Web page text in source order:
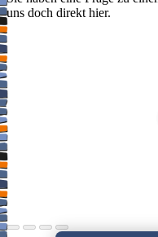
uns doch direkt hier.